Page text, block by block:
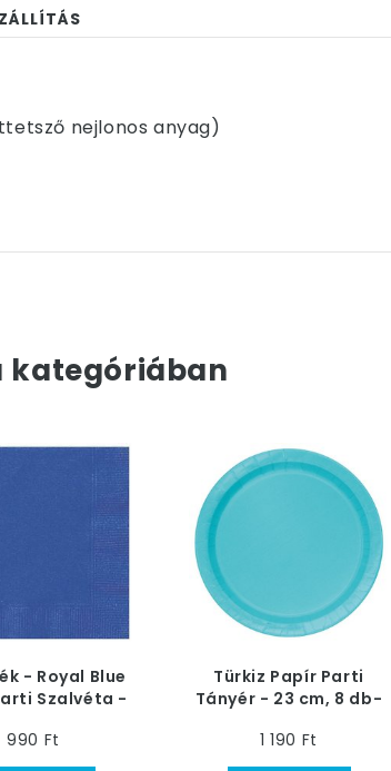
nejlonos anyag)
kategóriában
- Royal Blue
Szalvéta -
990 Ft
Türkiz Papír Parti
Tányér - 23 cm, 8 db-
1 190 Ft